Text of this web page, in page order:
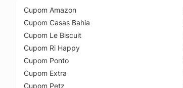
Cupom Amazon
Cupom Casas Bahia
Cupom Le Biscuit
Cupom Ri Happy
Cupom Ponto
Cupom Extra
Cupom Petz